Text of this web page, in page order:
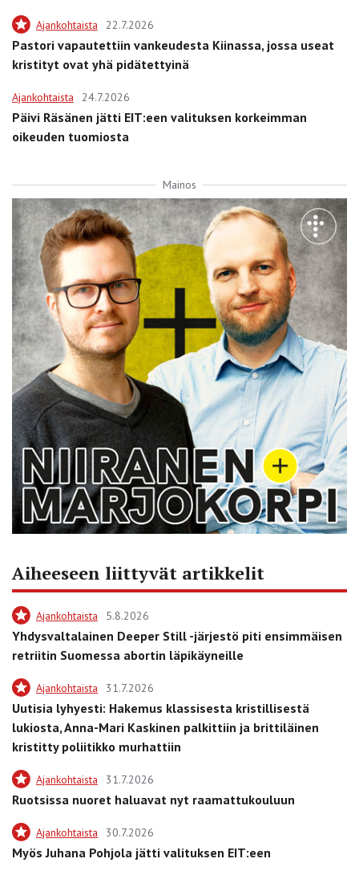
Ajankohtaista 22.7.2026
Pastori vapautettiin vankeudesta Kiinassa, jossa useat
kristityt ovat yhä pidätettyinä
Ajankohtaista 24.7.2026
Päivi Räsänen jätti EIT:een valituksen korkeimman
oikeuden tuomiosta
Mainos
Aiheeseen liittyvät artikkelit
Ajankohtaista 5.8.2026
Yhdysvaltalainen Deeper Still -järjestö piti ensimmäisen
retriitin Suomessa abortin läpikäyneille
Ajankohtaista 31.7.2026
Uutisia lyhyesti: Hakemus klassisesta kristillisestä
lukiosta, Anna-Mari Kaskinen palkittiin ja brittiläinen
kristitty poliitikko murhattiin
Ajankohtaista 31.7.2026
Ruotsissa nuoret haluavat nyt raamattukouluun
Ajankohtaista 30.7.2026
Myös Juhana Pohjola jätti valituksen EIT:een